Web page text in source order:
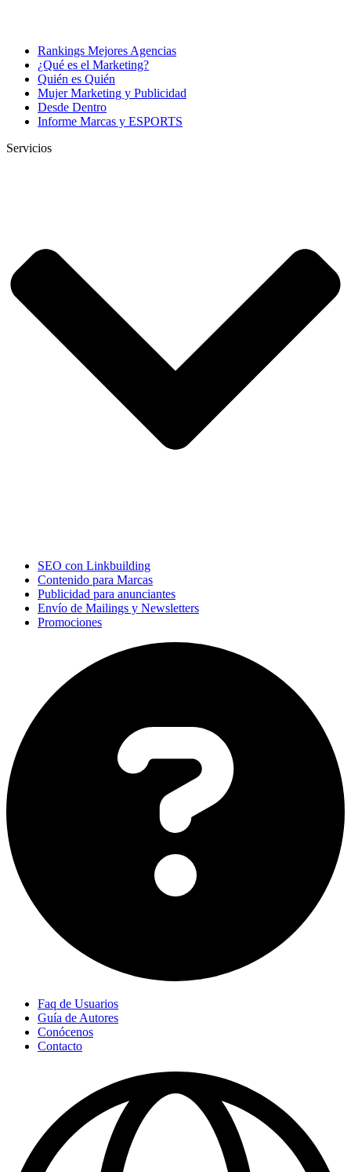
Rankings Mejores Agencias
¿Qué es el Marketing?
Quién es Quién
Mujer Marketing y Publicidad
Desde Dentro
Informe Marcas y ESPORTS
Servicios
SEO con Linkbuilding
Contenido para Marcas
Publicidad para anunciantes
Envío de Mailings y Newsletters
Promociones
Faq de Usuarios
Guía de Autores
Conócenos
Contacto